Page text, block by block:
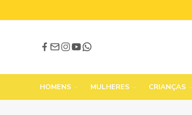
HOMENS MULHERES CRIANÇAS